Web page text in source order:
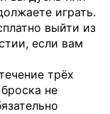
играть.
выйти из
если вам
трёх
не